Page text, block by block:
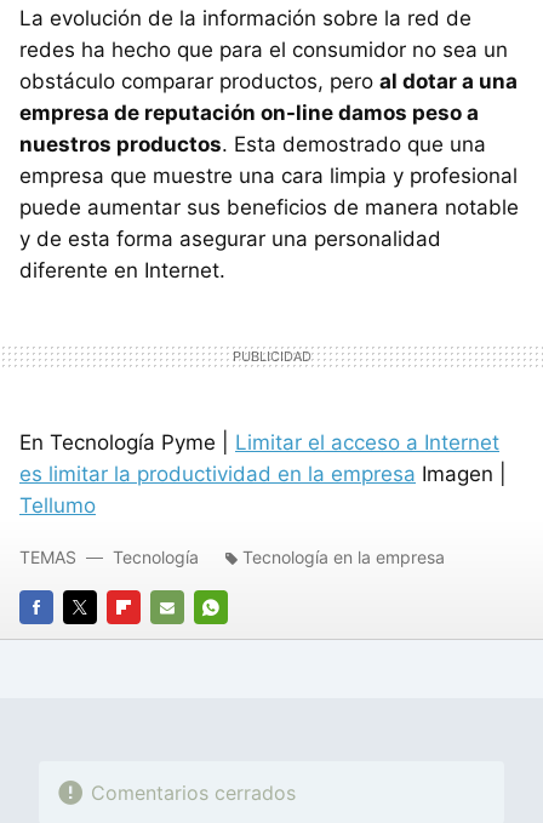
La evolución de la información sobre la red de
redes ha hecho que para el consumidor no sea un
obstáculo comparar productos, pero al dotar a una
empresa de reputación on-line damos peso a
nuestros productos. Esta demostrado que una
empresa que muestre una cara limpia y profesional
puede aumentar sus beneficios de manera notable
y de esta forma asegurar una personalidad
diferente en Internet.
En Tecnología Pyme | Limitar el acceso a Internet
es limitar la productividad en la empresa Imagen |
Tellumo
FACEBOOK
TWITTERFLIPBOARD
E-
WHATSAPP
TEMAS Tecnología Tecnología en la empresa
Comentarios cerrados